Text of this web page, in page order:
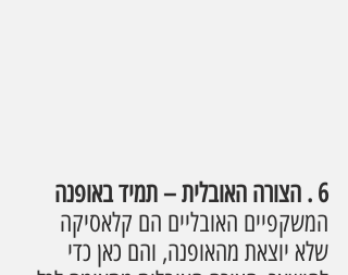
6 . הצורה האובלית – תמיד באופנה
המשקפיים האובליים הם קלאסיקה
שלא יוצאת מהאופנה, והם כאן כדי